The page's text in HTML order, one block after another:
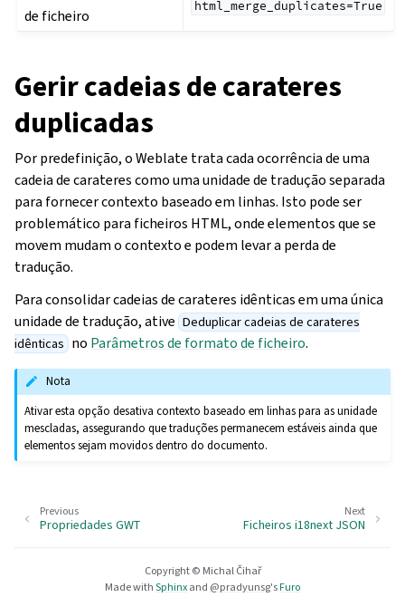
de ficheiro
html_merge_duplicates=True
Gerir cadeias de carateres
duplicadas
Por predefinição, o Weblate trata cada ocorrência de uma
cadeia de carateres como uma unidade de tradução separada
para fornecer contexto baseado em linhas. Isto pode ser
problemático para ficheiros HTML, onde elementos que se
movem mudam o contexto e podem levar a perda de
tradução.
Para consolidar cadeias de carateres idênticas em uma única
unidade de tradução, ative Deduplicar cadeias de carateres
idênticas no Parâmetros de formato de ficheiro.
Nota
Ativar esta opção desativa contexto baseado em linhas para as unidade
mescladas, assegurando que traduções permanecem estáveis ainda que
elementos sejam movidos dentro do documento.
Next
Ficheiros i18next JSON
Previous
Propriedades GWT
Copyright © Michal Čihař
Made withSphinxand @pradyunsg'sFuro